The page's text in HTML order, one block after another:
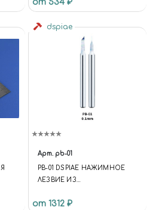
ДЕРЖАТЕЛЕЙ
от 534 ₽
dspiae
Арт. pb-01
PB-01 DSPIAE НАЖИМНОЕ
ЛЕЗВИЕ ИЗ
ММ
от 1312 ₽